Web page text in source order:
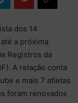
dos 14
a próxima
Registros da
A relação conta
e mais 7 atletas
foram renovados